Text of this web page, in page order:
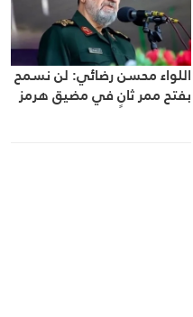
اللواء محسن رضائي: لن نسمح
بفتح ممر ثانٍ في مضيق هرمز